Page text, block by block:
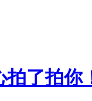
拍了拍你